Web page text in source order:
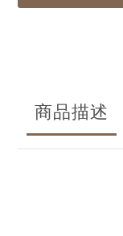
商品描述